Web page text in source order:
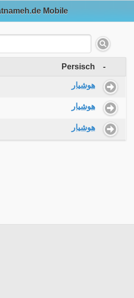
Mobile
Persisch -
هوشیار
هوشیار
هوشیار